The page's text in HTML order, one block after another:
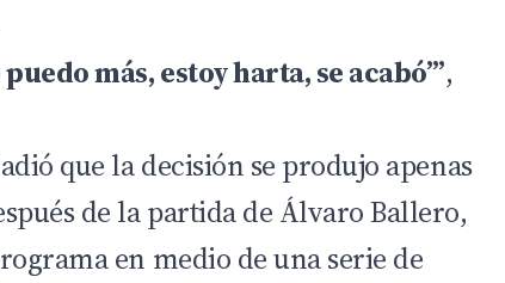
más, estoy harta, se acabó’”,
que la decisión se produjo apenas
de la partida de Álvaro Ballero,
en medio de una serie de